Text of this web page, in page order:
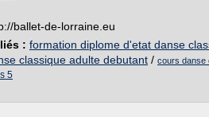
ballet-de-lorraine.eu
: formation diplome d'etat danse
classique adulte debutant / cours danse
5